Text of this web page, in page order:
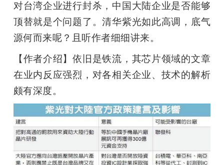
对台湾企业进行封杀，中国大陆企业是否能够
顶替就是个问题了。清华紫光如此高调，底气
源何而来呢？且听作者细细讲来。
【作者介绍】依旧是铁流，其芯片领域的文章
在业内反应强烈，对各相关企业、技术的解析
颇有深度。